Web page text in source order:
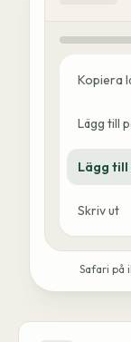
Kopiera
Lägg till
Lägg till
Skriv ut
Safari på